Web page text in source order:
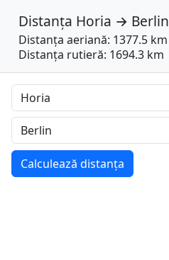
Distanța Horia → Berlin
Distanța aeriană: 1377.5 km
Distanța rutieră: 1694.3 km
Calculează distanța